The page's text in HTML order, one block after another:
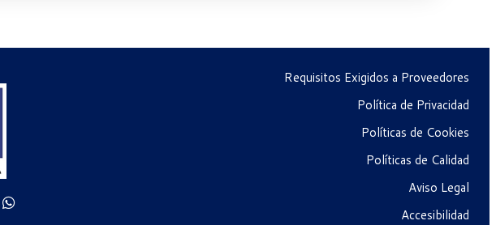
Requisitos Exigidos a Proveedores
Política de Privacidad
Políticas de Cookies
Políticas de Calidad
Aviso Legal
Accesibilidad